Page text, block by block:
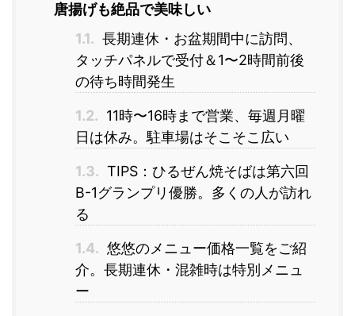
唐揚げも絶品で美味しい
1.1. 長期連休・お盆期間中に訪問、
タッチパネルで受付＆1〜2時間前後
の待ち時間発生
1.2. 11時〜16時まで営業、毎週月曜
日は休み。駐車場はそこそこ広い
1.3. TIPS：ひるぜん焼そばは第六回
B-1グランプリ優勝。多くの人が訪れ
る
1.4. 悠悠のメニュー価格一覧をご紹
介。長期連休・混雑時は特別メニュ
ー